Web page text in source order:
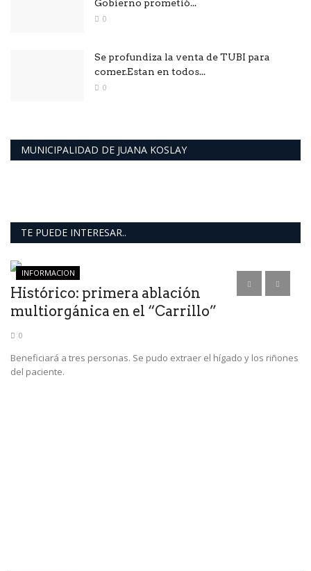
Gobierno prometió...
0
Se profundiza la venta de TUBI para
comer.Estan en todos...
0
MUNICIPALIDAD DE JUANA KOSLAY
TE PUEDE INTERESAR..
INFORMACION
Histórico: primera ablación
multiorgánica en el “Carrillo”
0
Beneficiará a tres personas. Se pudo extraer el hígado y los riñones
del paciente.